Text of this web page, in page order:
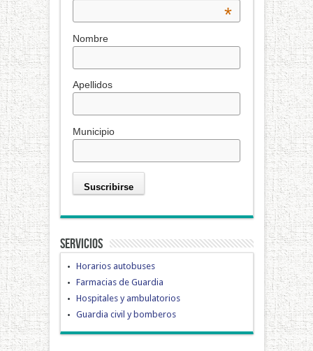
*
Nombre
Apellidos
Municipio
Servicios
Horarios autobuses
Farmacias de Guardia
Hospitales y ambulatorios
Guardia civil y bomberos